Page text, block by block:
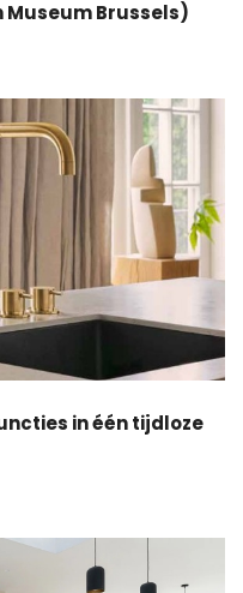
Museum Brussels)
in één tijdloze